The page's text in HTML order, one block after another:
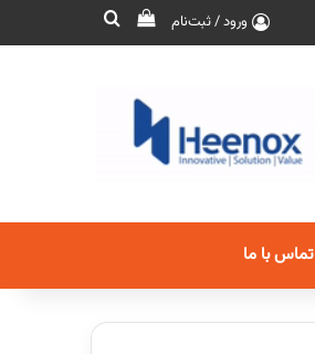
ورود / ثبت‌نام
تماس با ما